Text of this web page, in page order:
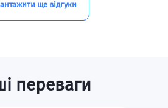
ще відгуки
переваги